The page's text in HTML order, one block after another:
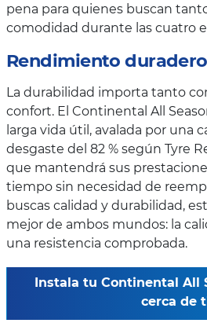
pena para quienes buscan
comodidad durante las cuatro
Rendimiento duradero
La durabilidad importa tanto
confort. El Continental All
larga vida útil, avalada por una
desgaste del 82 % según Tyre
que mantendrá sus
tiempo sin necesidad de
buscas calidad y durabilidad,
mejor de ambos mundos: la
una resistencia comprobada.
Instala tu Continental All
cerca de